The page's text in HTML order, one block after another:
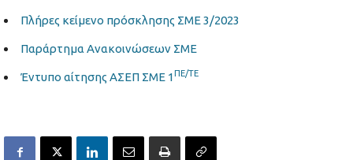
Πλήρες κείμενο πρόσκλησης ΣΜΕ 3/2023
Παράρτημα Ανακοινώσεων ΣΜΕ
Έντυπο αίτησης ΑΣΕΠ ΣΜΕ 1 ΠΕ/ΤΕ